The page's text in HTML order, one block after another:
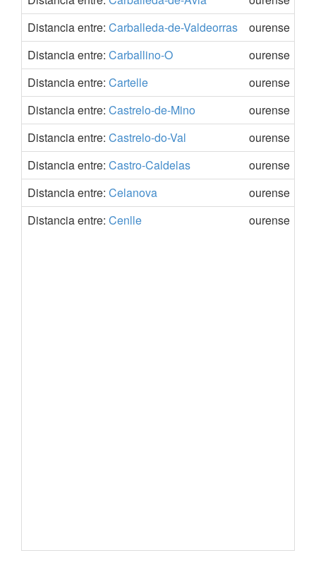
Distancia entre: Carballeda-de-Valdeorras ourense
Distancia entre: Carballino-O ourense
Distancia entre: Cartelle ourense
Distancia entre: Castrelo-de-Mino ourense
Distancia entre: Castrelo-do-Val ourense
Distancia entre: Castro-Caldelas ourense
Distancia entre: Celanova ourense
Distancia entre: Cenlle ourense